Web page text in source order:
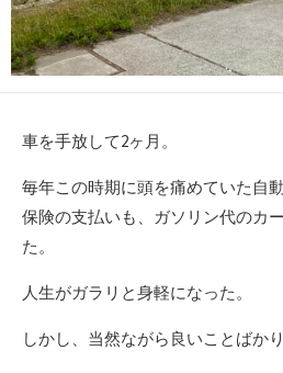
車を手放して2ヶ月。
毎年この時期に頭を痛めていた自
保険の支払いも、ガソリン代のカ
た。
人生がガラリと身軽になった。
しかし、当然ながら良いことばか